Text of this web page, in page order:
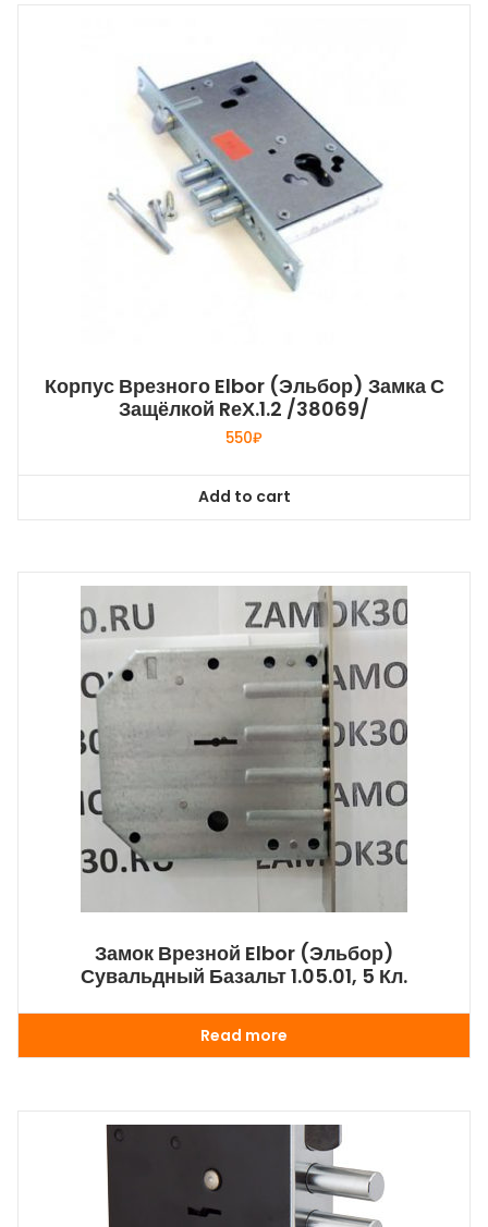
Корпус Врезного Elbor (Эльбор) Замка С
Защёлкой RеХ.1.2 /38069/
550₽
Add to cart
Замок Врезной Elbor (Эльбор)
Сувальдный Базальт 1.05.01, 5 Кл.
Read more